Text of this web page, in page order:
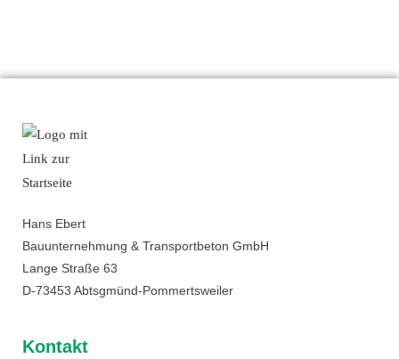
Hans Ebert
Bauunternehmung & Transportbeton GmbH
Lange Straße 63
D-73453 Abtsgmünd-Pommertsweiler
Kontakt